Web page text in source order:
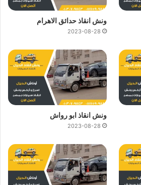
ونش انقاذ حدائق الاهرام
2023-08-28
ونش انقاذ ابو رواش
2023-08-28